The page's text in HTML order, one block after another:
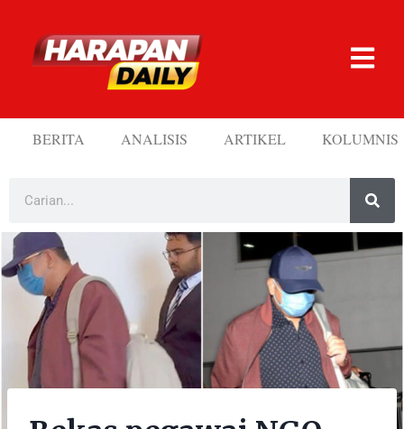
BERITA ANALISIS ARTIKEL KOLUMNIS